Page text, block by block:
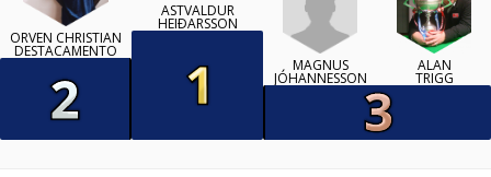
ORVEN CHRISTIAN
DESTACAMENTO
ÁSTVALDUR
HEIÐARSSON
MAGNÚS
JÓHANNESSON
ALAN
TRIGG